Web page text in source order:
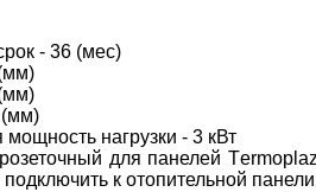
- 36 (мес)
(мм)
нагрузки - 3 кВт
для панелей
подключить к отопительной